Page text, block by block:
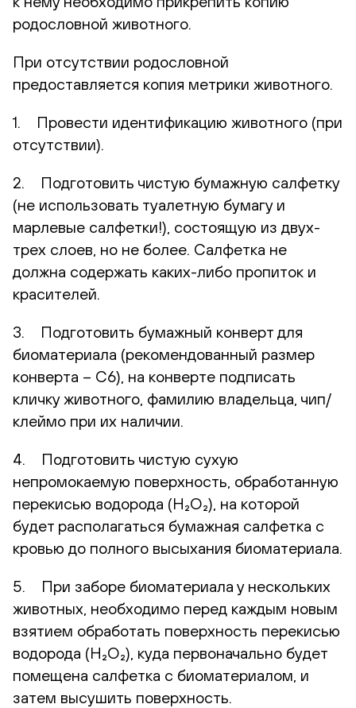
родословной животного.
При отсутствии родословной
предоставляется копия метрики животного.
1. Провести идентификацию животного (при
отсутствии).
2. Подготовить чистую бумажную салфетку
(не использовать туалетную бумагу и
марлевые салфетки!), состоящую из двух-
трех слоев, но не более. Салфетка не
должна содержать каких-либо пропиток и
красителей.
3. Подготовить бумажный конверт для
биоматериала (рекомендованный размер
конверта – С6), на конверте подписать
кличку животного, фамилию владельца, чип/
клеймо при их наличии.
4. Подготовить чистую сухую
непромокаемую поверхность, обработанную
перекисью водорода (H₂O₂), на которой
будет располагаться бумажная салфетка с
кровью до полного высыхания биоматериала.
5. При заборе биоматериала у нескольких
животных, необходимо перед каждым новым
взятием обработать поверхность перекисью
водорода (H₂O₂), куда первоначально будет
помещена салфетка с биоматериалом, и
затем высушить поверхность.